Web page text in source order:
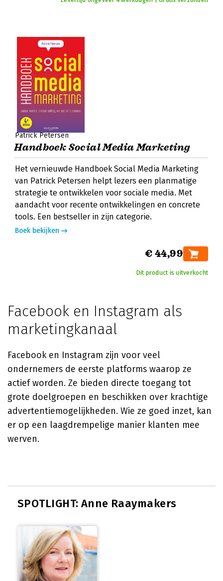
Patrick Petersen
Handboek Social Media Marketing
Het vernieuwde Handboek Social Media Marketing
van Patrick Petersen helpt lezers een planmatige
strategie te ontwikkelen voor sociale media. Met
aandacht voor recente ontwikkelingen en concrete
tools. Een bestseller in zijn categorie.
Boek bekijken
€ 44,99
Dit product is uitverkocht
Facebook en Instagram als
marketingkanaal
Facebook en Instagram zijn voor veel
ondernemers de eerste platforms waarop ze
actief worden. Ze bieden directe toegang tot
grote doelgroepen en beschikken over krachtige
advertentiemogelijkheden. Wie ze goed inzet, kan
er op een laagdrempelige manier klanten mee
werven.
SPOTLIGHT: Anne Raaymakers